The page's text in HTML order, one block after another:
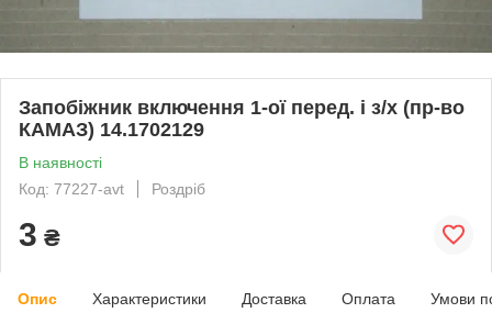
Запобіжник включення 1-ої перед. і з/х (пр-во
КАМАЗ) 14.1702129
В наявності
Код: 77227-avt
Роздріб
3 ₴
Опис Характеристики Доставка Оплата Умови